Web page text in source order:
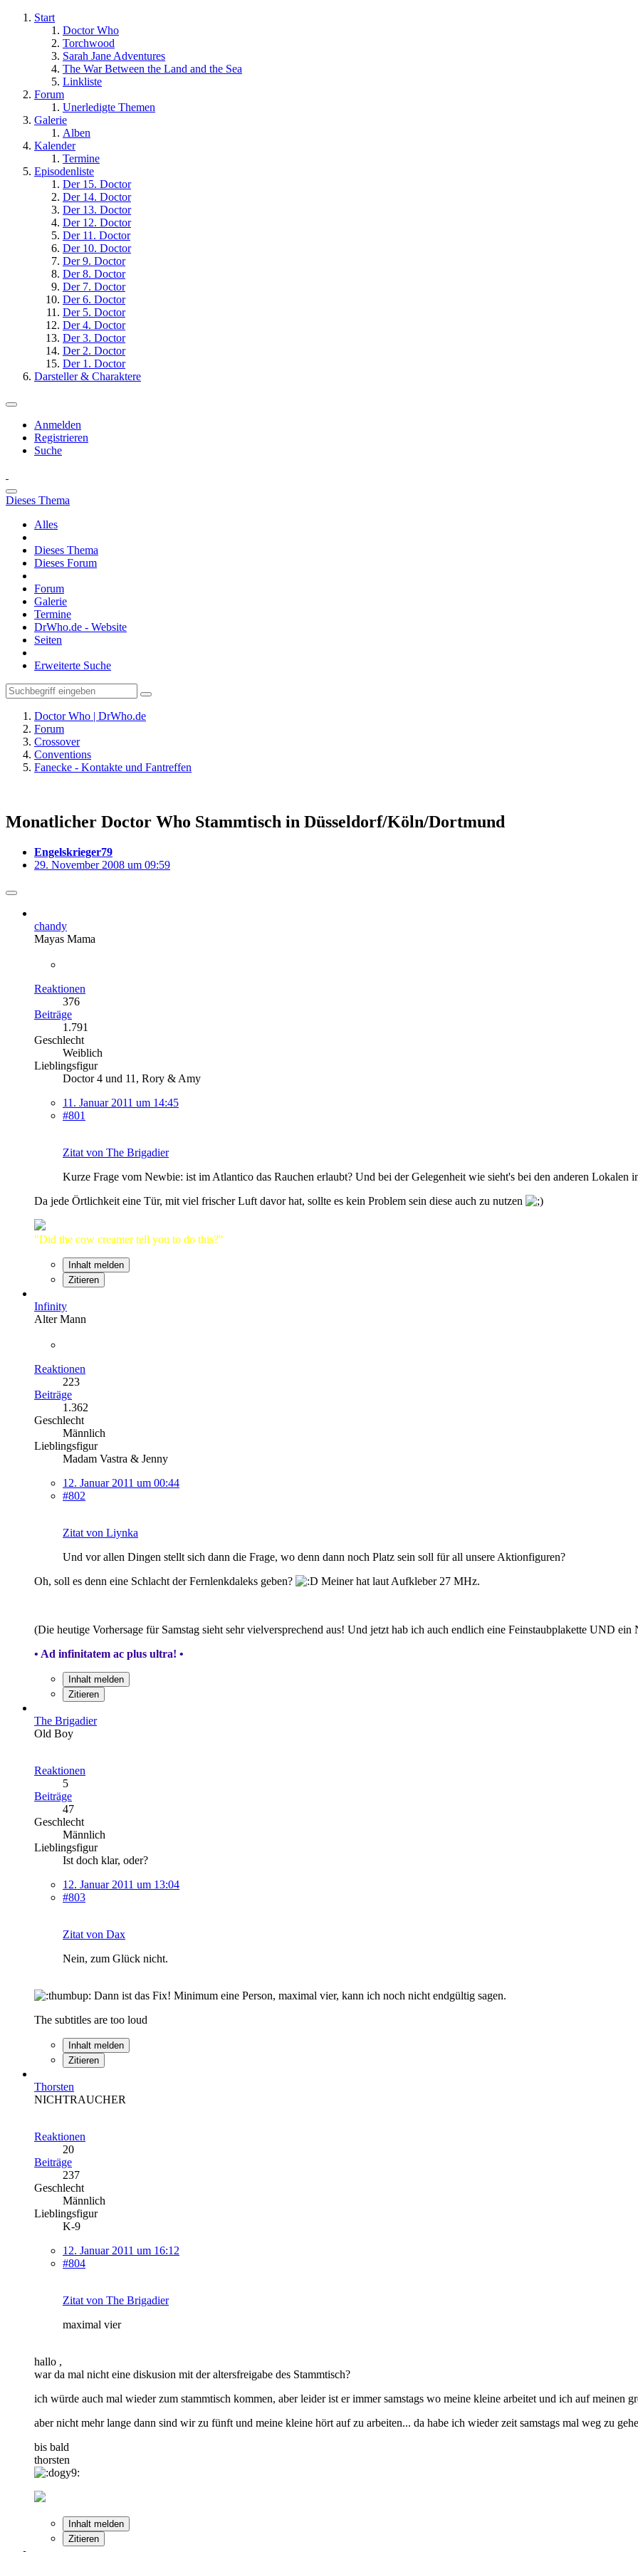
Start
Doctor Who
Torchwood
Sarah Jane Adventures
The War Between the Land and the Sea
Linkliste
Forum
Unerledigte Themen
Galerie
Alben
Kalender
Termine
Episodenliste
Der 15. Doctor
Der 14. Doctor
Der 13. Doctor
Der 12. Doctor
Der 11. Doctor
Der 10. Doctor
Der 9. Doctor
Der 8. Doctor
Der 7. Doctor
Der 6. Doctor
Der 5. Doctor
Der 4. Doctor
Der 3. Doctor
Der 2. Doctor
Der 1. Doctor
Darsteller & Charaktere
Anmelden
Registrieren
Suche
Dieses Thema
Alles
Dieses Thema
Dieses Forum
Forum
Galerie
Termine
DrWho.de - Website
Seiten
Erweiterte Suche
Doctor Who | DrWho.de
Forum
Crossover
Conventions
Fanecke - Kontakte und Fantreffen
Monatlicher Doctor Who Stammtisch in Düsseldorf/Köln/Dortmund
Engelskrieger79
29. November 2008 um 09:59
chandy
Mayas Mama
Reaktionen
376
Beiträge
1.791
Geschlecht
Weiblich
Lieblingsfigur
Doctor 4 und 11, Rory & Amy
11. Januar 2011 um 14:45
#801
Zitat von The Brigadier
Kurze Frage vom Newbie: ist im Atlantico das Rauchen erlaubt? Und bei der Gelegenheit wie sieht's bei den anderen Lokalen
Da jede Örtlichkeit eine Tür, mit viel frischer Luft davor hat, sollte es kein Problem sein diese auch zu nutzen
"Did the cow creamer tell you to do this?"
Inhalt melden
Zitieren
Infinity
Alter Mann
Reaktionen
223
Beiträge
1.362
Geschlecht
Männlich
Lieblingsfigur
Madam Vastra & Jenny
12. Januar 2011 um 00:44
#802
Zitat von Liynka
Und vor allen Dingen stellt sich dann die Frage, wo denn dann noch Platz sein soll für all unsere Aktionfiguren?
Oh, soll es denn eine Schlacht der Fernlenkdaleks geben?
Meiner hat laut Aufkleber 27 MHz.
(Die heutige Vorhersage für Samstag sieht sehr vielversprechend aus! Und jetzt hab ich auch endlich eine Feinstaubplakette UND ein
• Ad infinitatem ac plus ultra! •
Inhalt melden
Zitieren
The Brigadier
Old Boy
Reaktionen
5
Beiträge
47
Geschlecht
Männlich
Lieblingsfigur
Ist doch klar, oder?
12. Januar 2011 um 13:04
#803
Zitat von Dax
Nein, zum Glück nicht.
Dann ist das Fix! Minimum eine Person, maximal vier, kann ich noch nicht endgültig sagen.
The subtitles are too loud
Inhalt melden
Zitieren
Thorsten
NICHTRAUCHER
Reaktionen
20
Beiträge
237
Geschlecht
Männlich
Lieblingsfigur
K-9
12. Januar 2011 um 16:12
#804
Zitat von The Brigadier
maximal vier
hallo ,
war da mal nicht eine diskusion mit der altersfreigabe des Stammtisch?
ich würde auch mal wieder zum stammtisch kommen, aber leider ist er immer samstags wo meine kleine arbeitet und ich auf meinen
aber nicht mehr lange dann sind wir zu fünft und meine kleine hört auf zu arbeiten... da habe ich wieder zeit samstags mal weg zu
bis bald
thorsten
Inhalt melden
Zitieren